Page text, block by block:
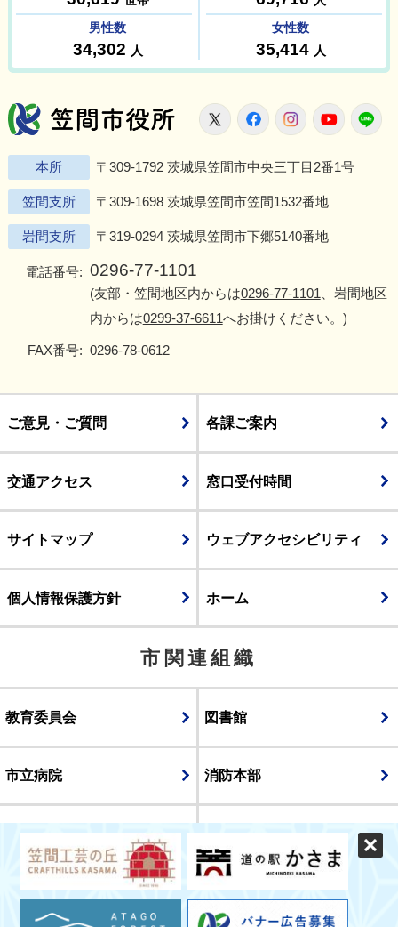
笠間市役所
X FacebookInstagram
本所 〒309-1792 茨城県笠間市中央三丁目2番1号
笠間支所 〒309-1698 茨城県笠間市笠間1532番地
岩間支所 〒319-0294 茨城県笠間市下郷5140番地
電話番号: 0296-77-1101
(友部・笠間地区内からは0296-77-1101 、岩間地区
内からは0299-37-6611へお掛けください。)
FAX番号: 0296-78-0612
ご意見・ご質問 各課ご案内
交通アクセス 窓口受付時間
サイトマップ ウェブアクセシビリティ
個人情報保護方針 ホーム
市関連組織
教育委員会 図書館
市立病院 消防本部
議会
表示 スマートフォン版 パソコン版